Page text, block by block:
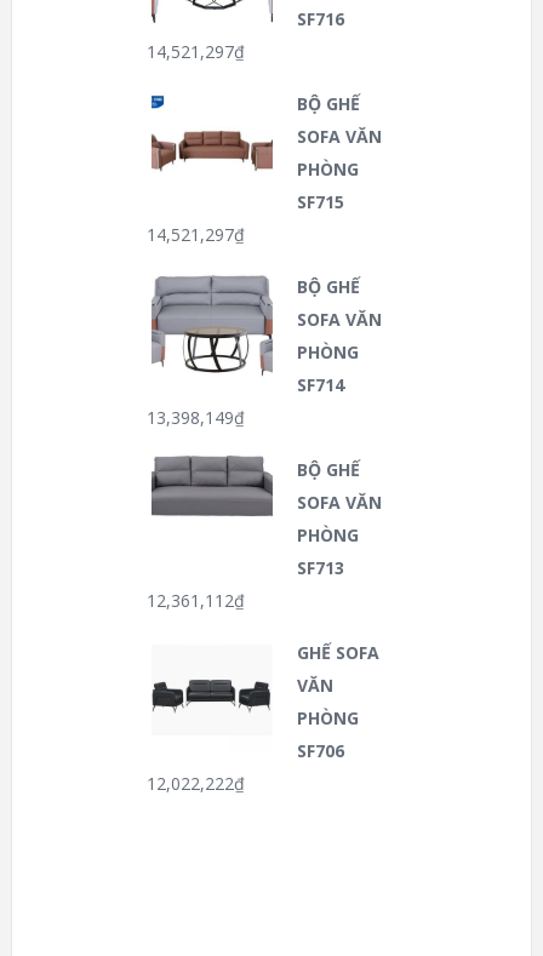
SF716
14,521,297₫
BỘ GHẾ
SOFA VĂN
PHÒNG
SF715
14,521,297₫
BỘ GHẾ
SOFA VĂN
PHÒNG
SF714
13,398,149₫
BỘ GHẾ
SOFA VĂN
PHÒNG
SF713
12,361,112₫
GHẾ SOFA
VĂN
PHÒNG
SF706
12,022,222₫